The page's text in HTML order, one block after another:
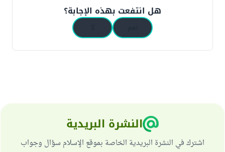
هل انتفعت بهذه الإجابة؟
النشرة البريدية
اشترك في النشرة البريدية الخاصة بموقع الإسلام سؤال وجواب